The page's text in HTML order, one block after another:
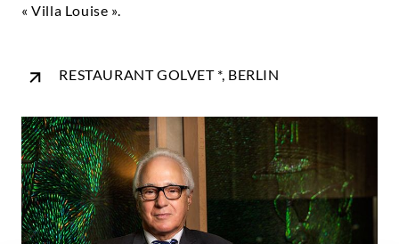
« Villa Louise ».
RESTAURANT GOLVET *, BERLIN